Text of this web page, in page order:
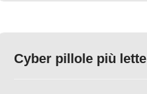
Cyber pillole più lette